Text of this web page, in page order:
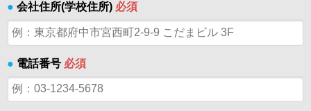
● 会社住所(学校住所) 必須
● 電話番号 必須